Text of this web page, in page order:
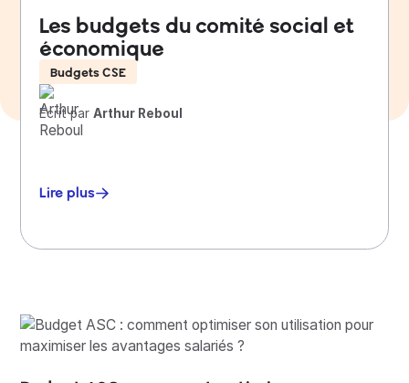
Les budgets du comité social et
économique
Budgets CSE
Écrit parArthur Reboul
Lire plus